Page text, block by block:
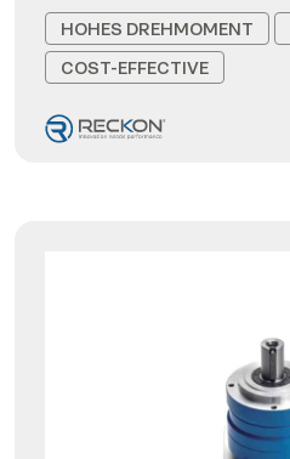
HOHES DREHMOMENT
COST-EFFECTIVE